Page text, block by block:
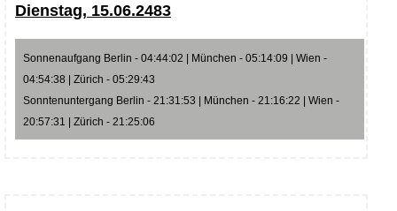
Dienstag, 15.06.2483
Sonnenaufgang Berlin - 04:44:02 | München - 05:14:09 | Wien -
04:54:38 | Zürich - 05:29:43
Sonntenuntergang Berlin - 21:31:53 | München - 21:16:22 | Wien -
20:57:31 | Zürich - 21:25:06